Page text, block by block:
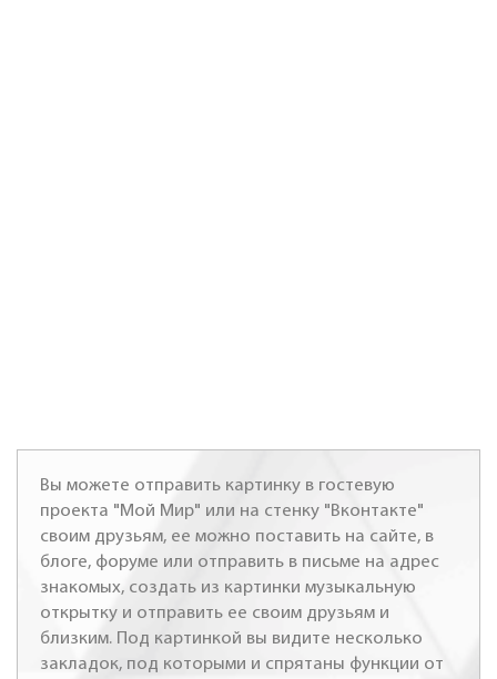
Вы можете отправить картинку в гостевую
проекта "Мой Мир" или на стенку "Вконтакте"
своим друзьям, ее можно поставить на сайте, в
блоге, форуме или отправить в письме на адрес
знакомых, создать из картинки музыкальную
открытку и отправить ее своим друзьям и
близким. Под картинкой вы видите несколько
закладок, под которыми и спрятаны функции от